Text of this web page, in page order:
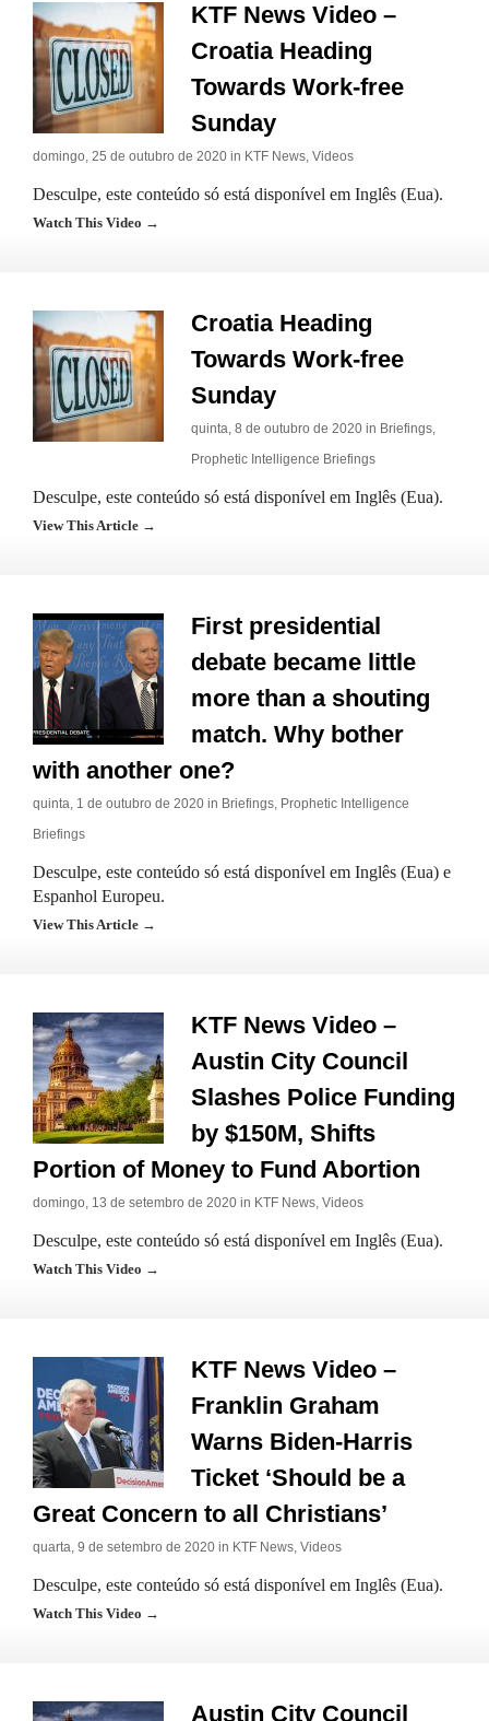
KTF News Video –
Croatia Heading
Towards Work-free
Sunday
domingo, 25 de outubro de 2020 in KTF News, Videos
Desculpe, este conteúdo só está disponível em Inglês (Eua).
Watch This Video →
Croatia Heading
Towards Work-free
Sunday
quinta, 8 de outubro de 2020 in Briefings,
Prophetic Intelligence Briefings
Desculpe, este conteúdo só está disponível em Inglês (Eua).
View This Article →
First presidential
debate became little
more than a shouting
match. Why bother
with another one?
quinta, 1 de outubro de 2020 in Briefings, Prophetic Intelligence
Briefings
Desculpe, este conteúdo só está disponível em Inglês (Eua) e
Espanhol Europeu.
View This Article →
KTF News Video –
Austin City Council
Slashes Police Funding
by $150M, Shifts
Portion of Money to Fund Abortion
domingo, 13 de setembro de 2020 in KTF News, Videos
Desculpe, este conteúdo só está disponível em Inglês (Eua).
Watch This Video →
KTF News Video –
Franklin Graham
Warns Biden-Harris
Ticket ‘Should be a
Great Concern to all Christians’
quarta, 9 de setembro de 2020 in KTF News, Videos
Desculpe, este conteúdo só está disponível em Inglês (Eua).
Watch This Video →
Austin City Council